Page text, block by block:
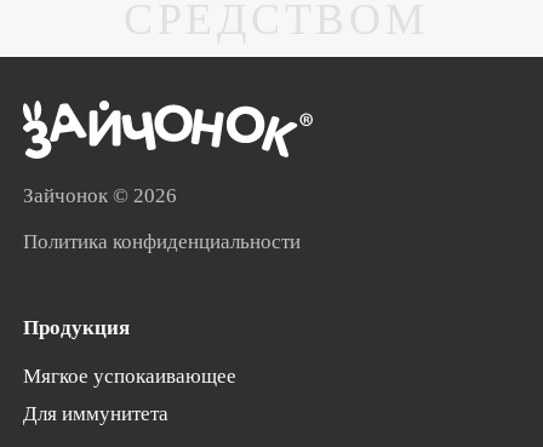
Зайчонок © 2026
Политика конфиденциальности
Продукция
Мягкое успокаивающее
Для иммунитета